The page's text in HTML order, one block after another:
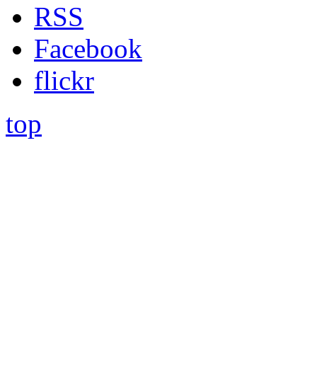
RSS
Facebook
flickr
top